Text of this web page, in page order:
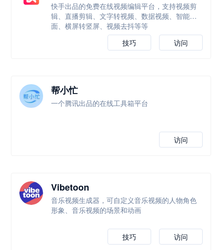
快手出品的免费在线视频编辑平台，支持视频剪
辑、直播剪辑、文字转视频、数据视频、智能封
面、横屏转竖屏、视频去抖等等
访问
技巧
帮小忙
一个腾讯出品的在线工具箱平台
访问
Vibetoon
音乐视频生成器，可自定义音乐视频的人物角色
形象、音乐视频的场景和动画
访问
技巧